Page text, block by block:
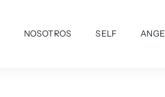
NOSOTROS SELF